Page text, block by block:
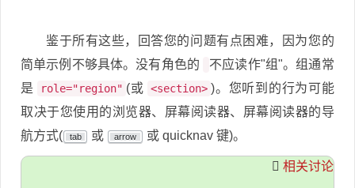
鉴于所有这些，回答您的问题有点困难，因为您的
简单示例不够具体。没有角色的
不应读作"组"。组通常
是
role="region" (或 <section> )。您听到的行为可能
取决于您使用的浏览器、屏幕阅读器、屏幕阅读器的导
航方式(
tab 或 arrow 或 quicknav 键)。
相关讨论